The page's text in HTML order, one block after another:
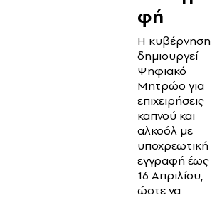
φή
Η κυβέρνηση
δημιουργεί
Ψηφιακό
Μητρώο για
επιχειρήσεις
καπνού και
αλκοόλ με
υποχρεωτική
εγγραφή έως
16 Απριλίου,
ώστε να